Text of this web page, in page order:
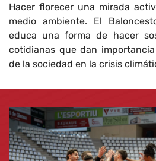
Hacer florecer una mirada
medio ambiente. El
educa una forma de hacer
cotidianas que dan
de la sociedad en la crisis